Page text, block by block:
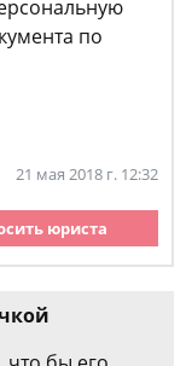
по
21 мая 2018 г. 12:32
юриста